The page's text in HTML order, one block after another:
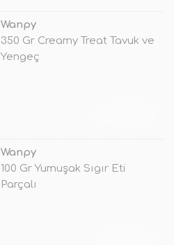
Wanpy
350 Gr Creamy Treat Tavuk ve
Yengeç
Wanpy
100 Gr Yumuşak Sıgır Eti
Parçalı